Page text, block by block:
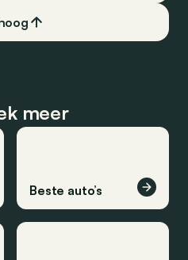
meer
Beste auto’s